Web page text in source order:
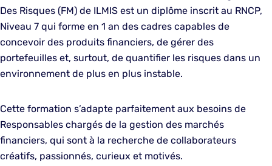
Des Risques (FM) de ILMIS est un diplôme inscrit au RNCP,
Niveau 7 qui forme en 1 an des cadres capables de
concevoir des produits financiers, de gérer des
portefeuilles et, surtout, de quantifier les risques dans un
environnement de plus en plus instable.
Cette formation s’adapte parfaitement aux besoins de
Responsables chargés de la gestion des marchés
financiers, qui sont à la recherche de collaborateurs
créatifs, passionnés, curieux et motivés.